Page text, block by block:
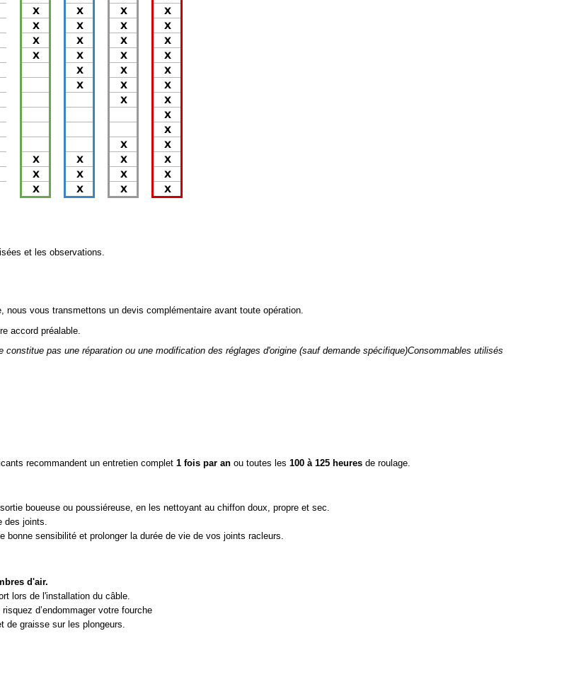
et les observations.
vous transmettons un devis complémentaire avant toute opération.
accord préalable.
pas une réparation ou une modification des réglages d'origine (sauf demande spécifique)Consommables utilisés
recommandent un entretien complet 1 fois par an ou toutes les 100 à 125 heures de roulage.
boueuse ou poussiéreuse, en les nettoyant au chiffon doux, propre et sec.
des joints.
bonne sensibilité et prolonger la durée de vie de vos joints racleurs.
d'air.
lors de l'installation du câble.
d’endommager votre fourche
de graisse sur les plongeurs.